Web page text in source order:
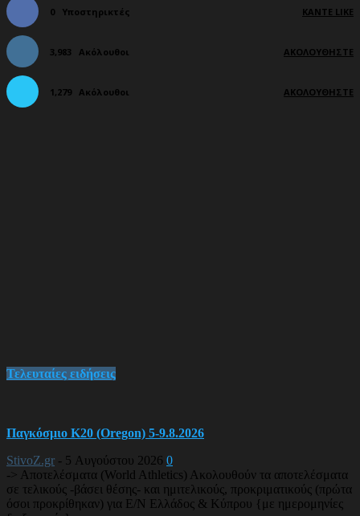
0 Υποστηρικτές ΚΆΝΤΕ LIKE
3,983 Ακόλουθοι ΑΚΟΛΟΥΘΉΣΤΕ
1,279 Ακόλουθοι ΑΚΟΛΟΥΘΉΣΤΕ
Τελευταίες ειδήσεις
Παγκόσμιο Κ20 (Oregon) 5-9.8.2026
StivoZ.gr - 5 Αυγούστου 2026 0
-> Αποτελέσματα (World Athletics) Ακολουθούν τα αποτελέσματα
σε τελικούς -βάσει θέσης- και ημιτελικούς, προκριματικούς (πρώτα
όσοι προκρίθηκαν) για Ε/Ν Ελλάδος & Κύπρου {με ημερομηνίες